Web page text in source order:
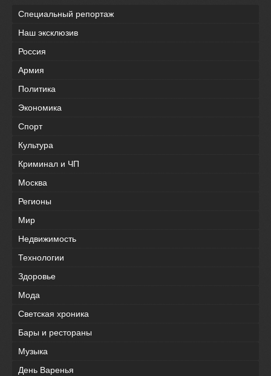
Специальный репортаж
Наш эксклюзив
Россия
Армия
Политика
Экономика
Спорт
Культура
Криминал и ЧП
Москва
Регионы
Мир
Недвижимость
Технологии
Здоровье
Мода
Светская хроника
Бары и рестораны
Музыка
День Варенья